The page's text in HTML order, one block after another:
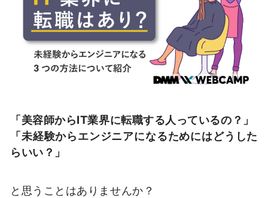
「美容師からIT業界に転職する人っているの？」
「未経験からエンジニアになるためにはどうした
らいい？」
と思うことはありませんか？